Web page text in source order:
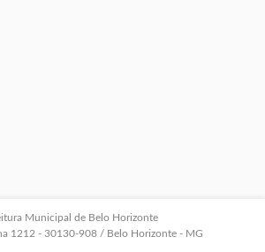
Municipal de Belo Horizonte
1212 - 30130-908 / Belo Horizonte - MG